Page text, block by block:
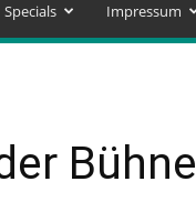
Specials Impressum
Bühne